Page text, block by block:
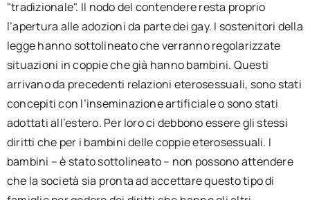
"tradizionale". Il nodo del contendere resta proprio
l’apertura alle adozioni da parte dei gay. I sostenitori della
legge hanno sottolineato che verranno regolarizzate
situazioni in coppie che già hanno bambini. Questi
arrivano da precedenti relazioni eterosessuali, sono stati
concepiti con l’inseminazione artificiale o sono stati
adottati all’estero. Per loro ci debbono essere gli stessi
diritti che per i bambini delle coppie eterosessuali. I
bambini – è stato sottolineato – non possono attendere
che la società sia pronta ad accettare questo tipo di